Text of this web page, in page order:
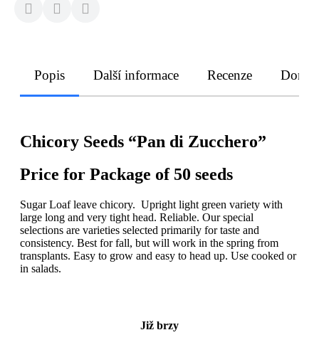
Popis Další informace Recenze
Chicory Seeds “Pan di Zucchero”
Price for Package of 50 seeds
Sugar Loaf leave chicory. Upright light green variety with
large long and very tight head. Reliable. Our special
selections are varieties selected primarily for taste and
consistency. Best for fall, but will work in the spring from
transplants. Easy to grow and easy to head up. Use cooked or
in salads.
Již brzy